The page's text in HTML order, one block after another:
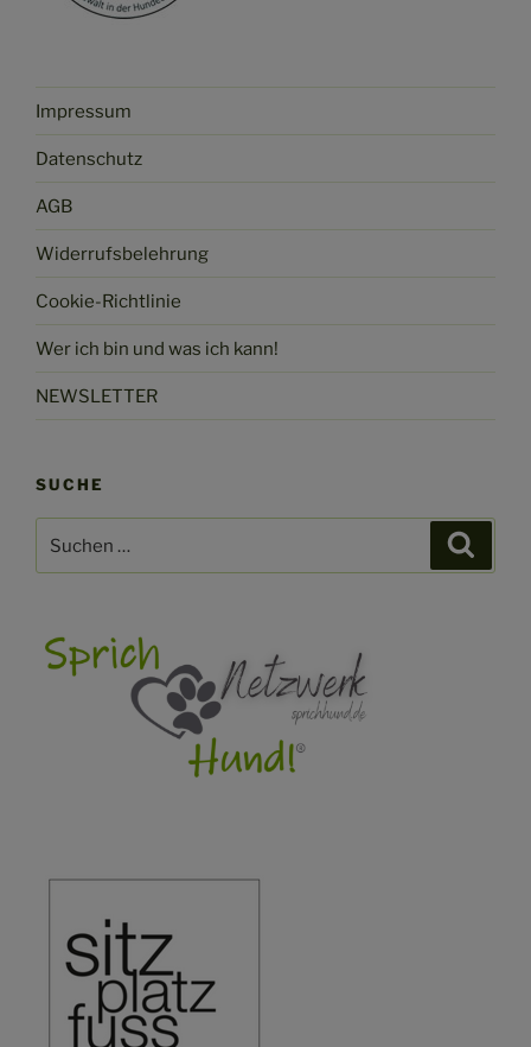
Impressum
Datenschutz
AGB
Widerrufsbelehrung
Cookie-Richtlinie
Wer ich bin und was ich kann!
NEWSLETTER
SUCHE